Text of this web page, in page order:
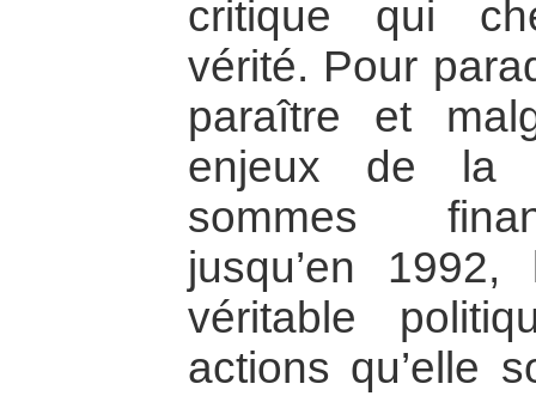
critique qui
vérité. Pour
paraître et
enjeux de la
sommes
jusqu’en
véritable
actions qu’elle